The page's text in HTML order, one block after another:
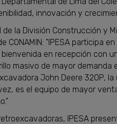
innovación y
la División Construcción y
CONAMIN: "IPESA participa
en recepción con
masivo de mayor demanda
John Deere 320P,
es el equipo de mayor
IPESA